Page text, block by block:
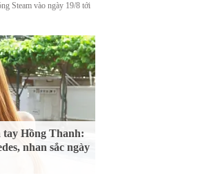
Steam vào ngày 19/8 tới
tay Hồng Thanh:
nhan sắc ngày